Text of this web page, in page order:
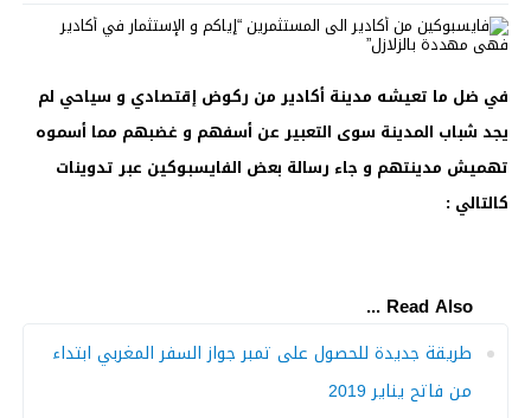
في ضل ما تعيشه مدينة أكادير من ركوض إقتصادي و سياحي لم
يجد شباب المدينة سوى التعبير عن أسفهم و غضبهم مما أسموه
تهميش مدينتهم و جاء رسالة بعض الفايسبوكين عبر تدوينات
كالتالي :
Read Also ...
طريقة جديدة للحصول على تمبر جواز السفر المغربي ابتداء
من فاتح يناير 2019